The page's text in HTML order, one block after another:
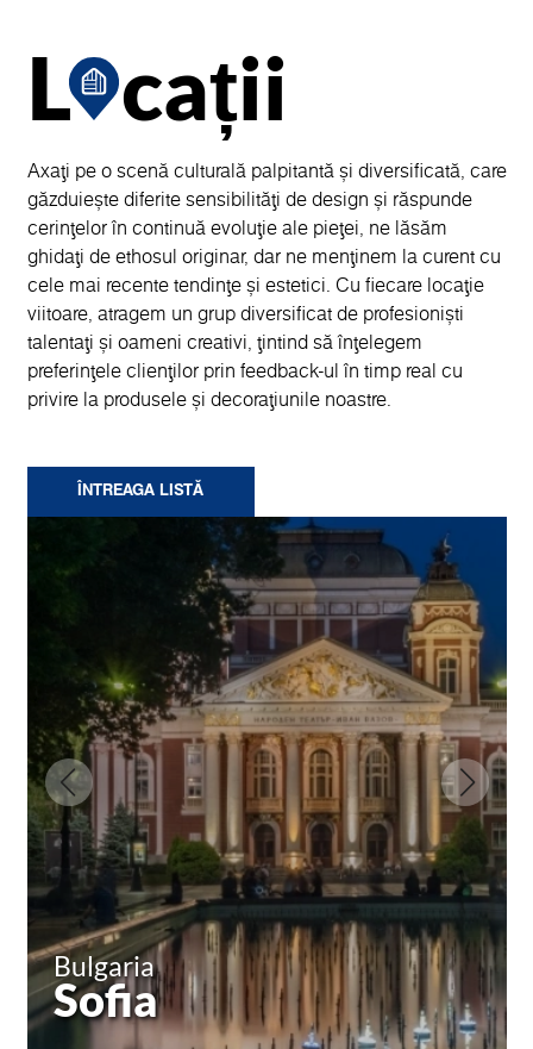
Bulgaria
Sofia
L cații
Axați pe o scenă culturală palpitantă și diversificată, care
găzduiește diferite sensibilități de design și răspunde
cerințelor în continuă evoluție ale pieței, ne lăsăm
ghidați de ethosul originar, dar ne menținem la curent cu
cele mai recente tendințe și estetici. Cu fiecare locație
viitoare, atragem un grup diversificat de profesioniști
talentați și oameni creativi, țintind să înțelegem
preferințele clienților prin feedback-ul în timp real cu
privire la produsele și decorațiunile noastre.
ÎNTREAGA LISTĂ